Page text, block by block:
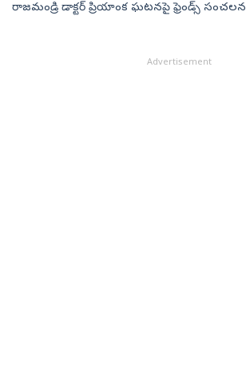
రాజమండ్రి డాక్టర్ ప్రియాంక ఘటనపై ఫ్రెండ్స్
Advertisement